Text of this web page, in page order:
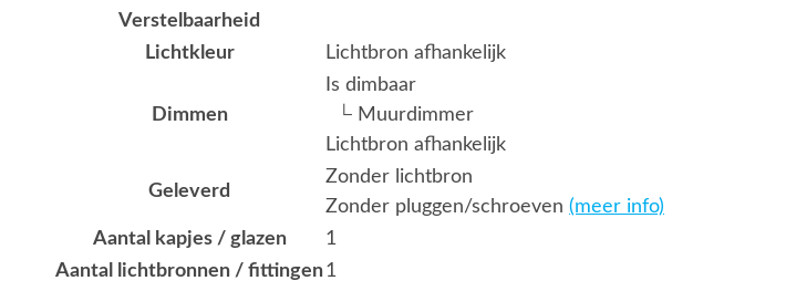
Verstelbaarheid
Lichtkleur
Lichtbron afhankelijk
Dimmen
Is dimbaar
└ Muurdimmer
Lichtbron afhankelijk
Geleverd
Zonder lichtbron
Zonder pluggen/schroeven (meer info)
Aantal kapjes / glazen
1
Aantal lichtbronnen / fittingen1